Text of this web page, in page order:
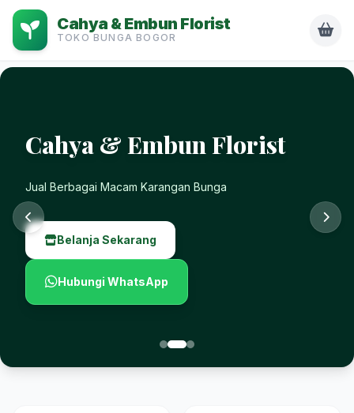
Cahya & Embun Florist
TOKO BUNGA BOGOR
Cahya & Embun Florist
Jual Berbagai Macam Karangan Bunga
Belanja Sekarang
Hubungi WhatsApp